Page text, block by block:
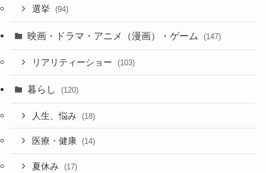
選挙 (94)
映画・ドラマ・アニメ（漫画）・ゲーム (147)
リアリティーショー (103)
暮らし (120)
人生、悩み (18)
医療・健康 (14)
夏休み (17)